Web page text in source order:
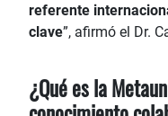
referente
clave”, afirmó el Dr.
¿Qué es la